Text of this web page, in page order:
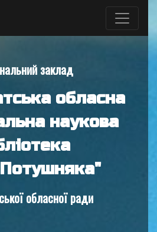
заклад
обласна
наукова
обласної ради